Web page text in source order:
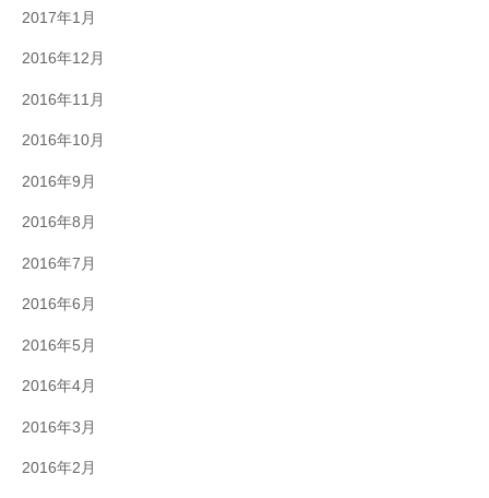
2017年1月
2016年12月
2016年11月
2016年10月
2016年9月
2016年8月
2016年7月
2016年6月
2016年5月
2016年4月
2016年3月
2016年2月